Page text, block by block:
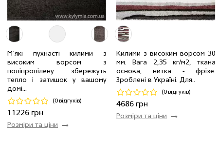
М'які пухнасті килими з
високим ворсом з
поліпропілену збережуть
тепло і затишок у вашому
домі...
(0 відгуків)
11226 грн
Розміри та ціни
2.5 x 3.5 м 2 шт 11226 грн
Килими з високим ворсом 30
мм. Вага 2,35 кг/м2, ткана
основа, нитка - фрiзе.
Зроблені в Україні. Для..
(0 відгуків)
4686 грн
Розміри та ціни
2.00 x 3.00 м 1 шт 4686 грн
Код 24736